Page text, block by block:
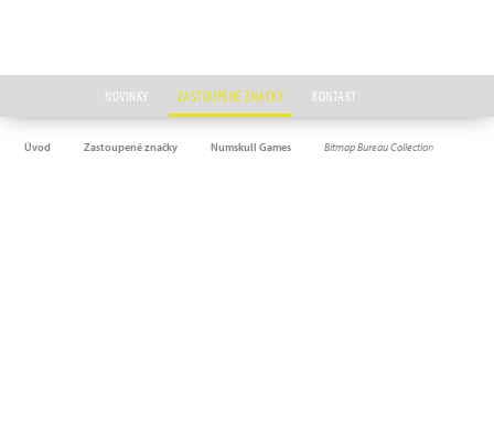
NOVINKY ZASTOUPENÉ ZNAČKY KONTAKT
Úvod Zastoupené značky Numskull Games Bitmap Bureau Collection